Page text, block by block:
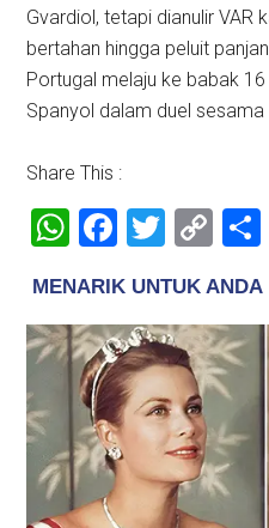
Gvardiol, tetapi dianulir VAR
bertahan hingga peluit
Portugal melaju ke babak
Spanyol dalam duel
Share This :
WhatsApp
Facebook
Twitter